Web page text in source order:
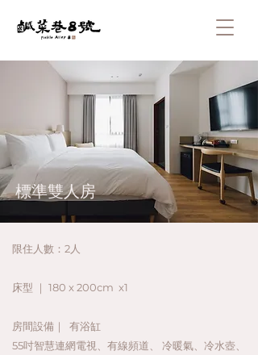
標準雙人房
限住人數 ：2人
床型 ｜ 180 x 200cm x1
​房間設備｜
有浴缸
55吋智慧連網電視、有線頻道、 冷暖氣、冷水壺、